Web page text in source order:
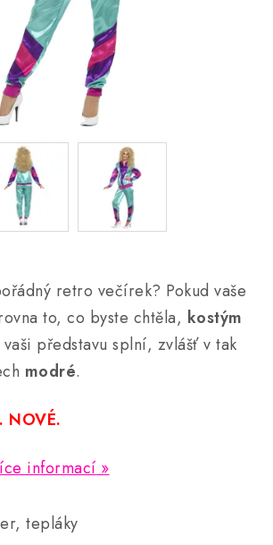
otázky a odpovědi
Vrácení a reklamace
Podmínky ochrany osobních údajů
retro večírek? Pokud vaše
to, co byste chtěla, kostým
vaši představu splní, zvlášť v tak
modré.
NOVÉ.
informací
tepláky